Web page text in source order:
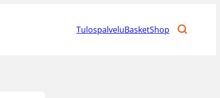
TulospalveluBasketShop